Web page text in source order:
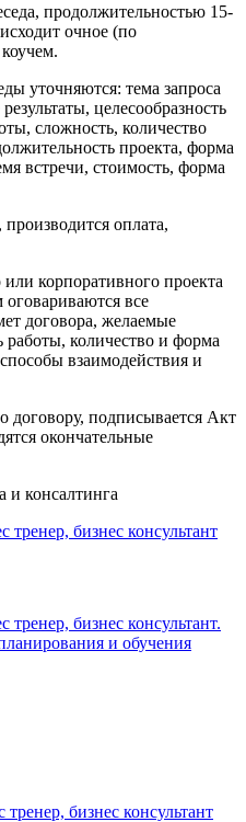
продолжительностью 15-
очное (по
уточняются: тема запроса
целесообразность
сложность, количество
проекта, форма
встречи, стоимость, форма
оплата,
корпоративного проекта
оговариваются все
договора, желаемые
работы, количество и форма
взаимодействия и
договору, подписывается Акт
окончательные
и консалтинга
бизнес консультант
бизнес консультант.
и обучения
бизнес консультант